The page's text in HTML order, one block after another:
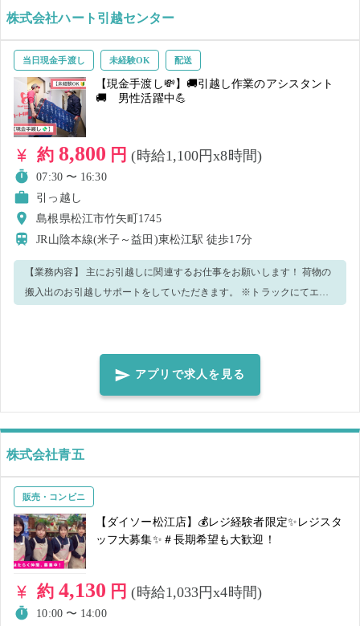
株式会社ハート引越センター
当日現金手渡し 未経験OK 配送
【現金手渡し💸】🚚引越し作業のアシスタント
🚚 男性活躍中💪
約 8,800 円(時給1,100円x8時間)
07:30 〜 16:30
引っ越し
島根県松江市竹矢町1745
JR山陰本線(米子～益田)東松江駅徒歩17分
【業務内容】 主にお引越しに関連するお仕事をお願いします！ 荷物の
搬入出のお引越しサポートをしていただきます。 ※トラックにてエリ
来る方 上記2点を満たす方のご応募をお待ちしております！
アプリで求人を見る
株式会社青五
販売・コンビニ
【ダイソー松江店】💰レジ経験者限定✨レジスタ
ッフ大募集✨＃長期希望も大歓迎！
約 4,130 円(時給1,033円x4時間)
10:00 〜 14:00